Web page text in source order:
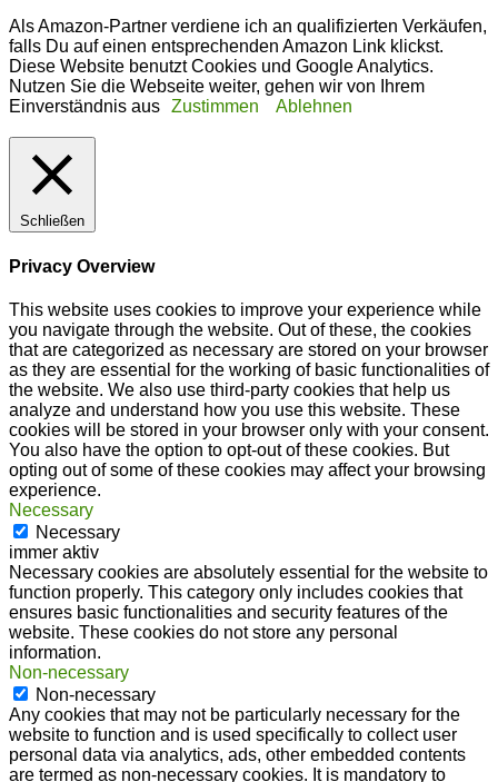
Als Amazon-Partner verdiene ich an qualifizierten Verkäufen,
falls Du auf einen entsprechenden Amazon Link klickst.
Diese Website benutzt Cookies und Google Analytics.
Nutzen Sie die Webseite weiter, gehen wir von Ihrem
Einverständnis aus Zustimmen Ablehnen
Schließen
Privacy Overview
This website uses cookies to improve your experience while
you navigate through the website. Out of these, the cookies
that are categorized as necessary are stored on your browser
as they are essential for the working of basic functionalities of
the website. We also use third-party cookies that help us
analyze and understand how you use this website. These
cookies will be stored in your browser only with your consent.
You also have the option to opt-out of these cookies. But
opting out of some of these cookies may affect your browsing
experience.
Necessary
Necessary
immer aktiv
Necessary cookies are absolutely essential for the website to
function properly. This category only includes cookies that
ensures basic functionalities and security features of the
website. These cookies do not store any personal
information.
Non-necessary
Non-necessary
Any cookies that may not be particularly necessary for the
website to function and is used specifically to collect user
personal data via analytics, ads, other embedded contents
are termed as non-necessary cookies. It is mandatory to